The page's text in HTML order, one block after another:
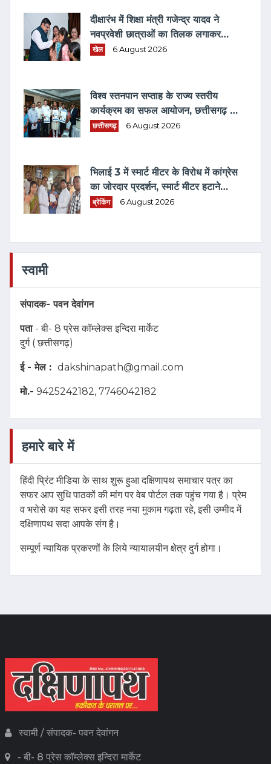
दीक्षारंभ में शिक्षा मंत्री गजेन्द्र यादव ने
नवप्रवेशी छात्राओं का तिलक लगाकर
विद्यार्थियों से किये आत्मीय संवाद
खेल 6 August 2026
विश्व स्तनपान सप्ताह के राज्य स्तरीय
कार्यक्रम का सफल आयोजन, छत्तीसगढ़ के
प्रथम "मातृ दूध कोष (MOTHER MILK
छत्तीसगढ़ 6 August 2026
भिलाई 3 में स्मार्ट मीटर के विरोध में कांग्रेस
का जोरदार प्रदर्शन, स्मार्ट मीटर हटाने
भरवाया फार्म
ब्रेकिंग 6 August 2026
स्वामी
संपादक-पवन देवांगन
पता- बी- 8 प्रेस कॉम्लेक्स इन्दिरा मार्केट
दुर्ग ( छत्तीसगढ़)
ई - मेल : dakshinapath@gmail.com
मो.- 9425242182, 7746042182
हमारे बारे में
हिंदी प्रिंट मीडिया के साथ शुरू हुआ दक्षिणापथ समाचार पत्र का
सफर आप सुधि पाठकों की मांग पर वेब पोर्टल तक पहुंच गया है। प्रेम
व भरोसे का यह सफर इसी तरह नया मुकाम गढ़ता रहे, इसी उम्मीद में
दक्षिणापथ सदा आपके संग है।
सम्पूर्ण न्यायिक प्रकरणों के लिये न्यायालयीन क्षेत्र दुर्ग होगा।
स्वामी / संपादक- पवन देवांगन
- बी- 8 प्रेस कॉम्लेक्स इन्दिरा मार्केट